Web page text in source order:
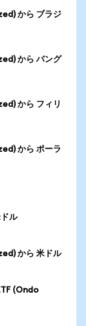
から ブラジ
から バング
から フィリ
から ポーラ
ル
から 米ドル
(Ondo